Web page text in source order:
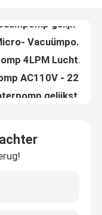
370 van het de Motorwater van 12V 24V 6V gelijkstroom de Pompmicro voor Medische Zuurstof